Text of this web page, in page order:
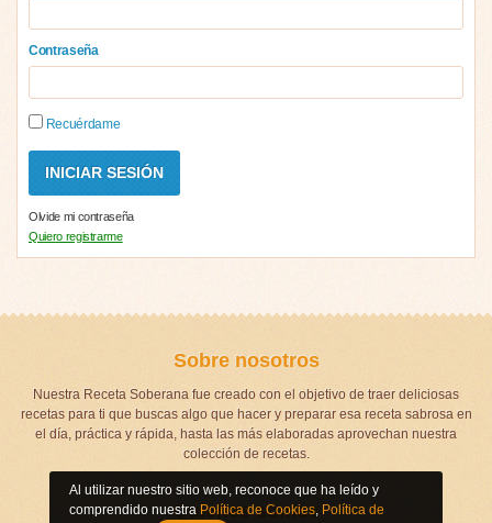
Contraseña
Recuérdame
Olvide mi contraseña
Quiero registrarme
Sobre nosotros
Nuestra Receta Soberana fue creado con el objetivo de traer deliciosas
recetas para ti que buscas algo que hacer y preparar esa receta sabrosa en
el día, práctica y rápida, hasta las más elaboradas aprovechan nuestra
colección de recetas.
Quienes somos
Al utilizar nuestro sitio web, reconoce que ha leído y
comprendido nuestra Política de Cookies Política de